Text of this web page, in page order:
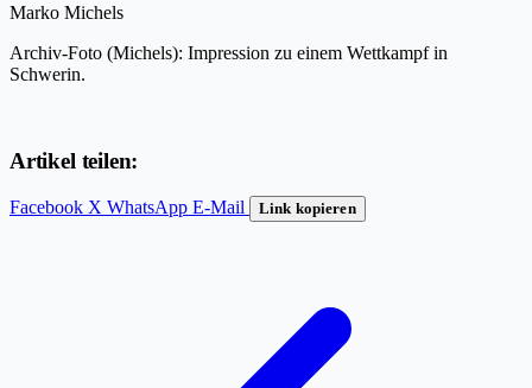
Marko Michels
Archiv-Foto (Michels): Impression zu einem Wettkampf in
Schwerin.
Artikel teilen:
Facebook X WhatsApp E-Mail Link kopieren